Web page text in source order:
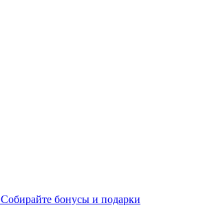
Собирайте бонусы и подарки